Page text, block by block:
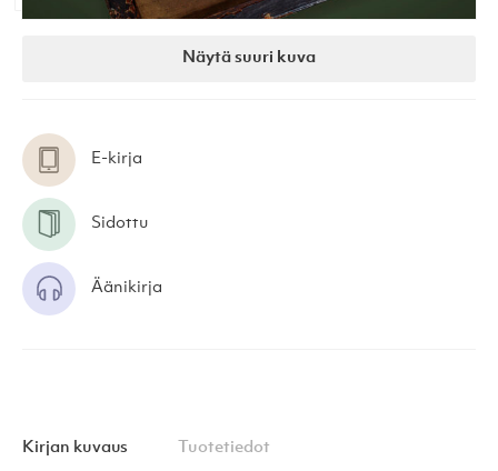
Näytä suuri kuva
E-kirja
Sidottu
Äänikirja
Kirjan kuvaus Tuotetiedot